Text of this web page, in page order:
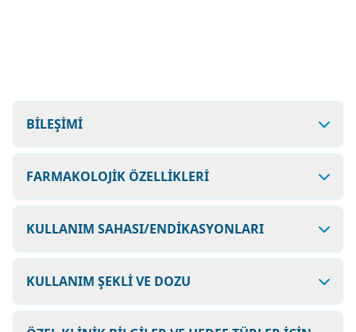
BİLEŞİMİ
FARMAKOLOJİK ÖZELLİKLERİ
KULLANIM SAHASI/ENDİKASYONLARI
KULLANIM ŞEKLİ VE DOZU